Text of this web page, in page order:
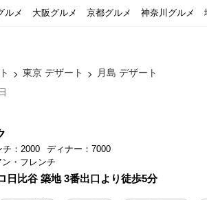
ルメ 大阪グルメ 京都グルメ 神奈川グルメ
東京 デザート 月島 デザート
チ：2000
ディナー：7000
・フレンチ
日比谷 築地 3番出口より徒歩5分